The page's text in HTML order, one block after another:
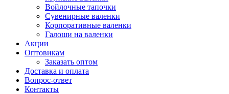
Войлочные тапочки
Сувенирные валенки
Корпоративные валенки
Галоши на валенки
Акции
Оптовикам
Заказать оптом
Доставка и оплата
Вопрос-ответ
Контакты